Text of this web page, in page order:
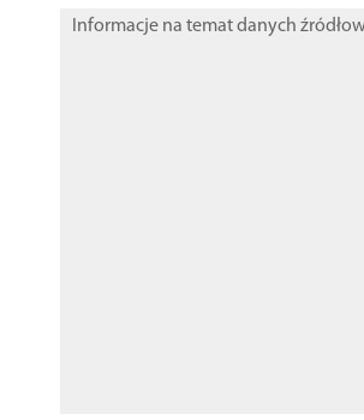
Informacje na temat danych